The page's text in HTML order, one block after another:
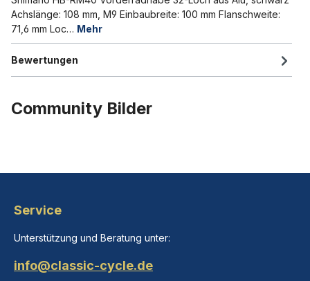
Achslänge: 108 mm, M9 Einbaubreite: 100 mm Flanschweite:
71,6 mm Loc… Mehr
Bewertungen
Community Bilder
Service
Unterstützung und Beratung unter:
info@classic-cycle.de